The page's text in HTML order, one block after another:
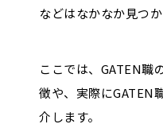
などはなかなか見つ
ここでは、GATEN職
徴や、実際にGATEN
介します。